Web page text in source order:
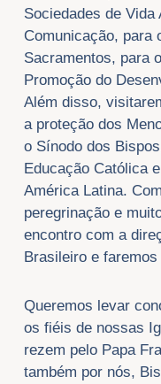
Sociedades de
Comunicação, para
Sacramentos, para
Promoção do
Além disso,
a proteção dos
o Sínodo dos
Educação Católica
América Latina.
peregrinação e
encontro com a
Brasileiro e
Queremos levar
os fiéis de nossas
rezem pelo Papa
também por nós,